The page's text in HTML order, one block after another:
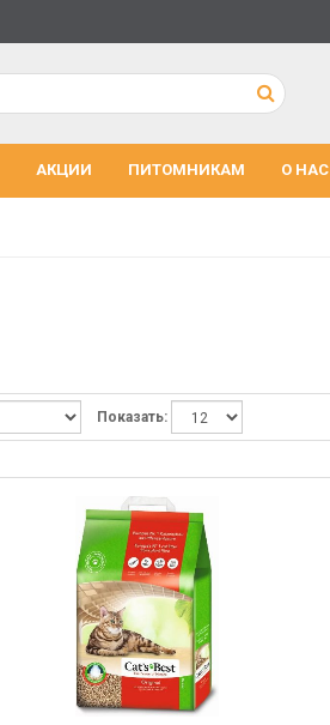
АКЦИИ ПИТОМНИКАМ О НАС
Показать: